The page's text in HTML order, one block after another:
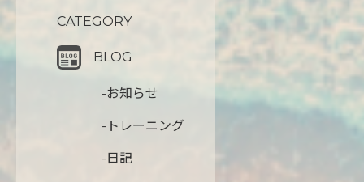
CATEGORY
BLOG
-お知らせ
-トレーニング
-日記